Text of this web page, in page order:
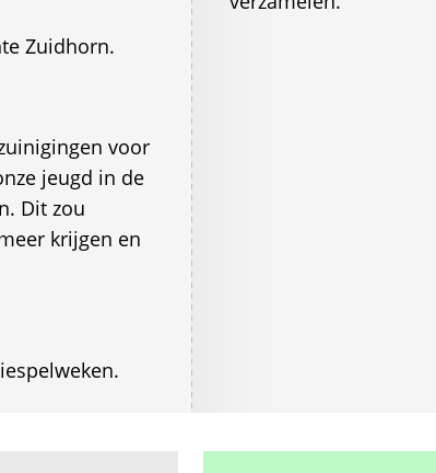
Zuidhorn.
voor
jeugd in de
Dit zou
krijgen en